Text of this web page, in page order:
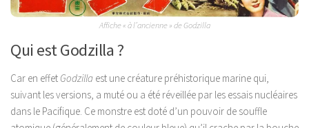
Affiche « à l’ancienne » de Godzilla
Qui est Godzilla ?
Car en effet Godzilla est une créature préhistorique marine qui,
suivant les versions, a muté ou a été réveillée par les essais nucléaires
dans le Pacifique. Ce monstre est doté d’un pouvoir de souffle